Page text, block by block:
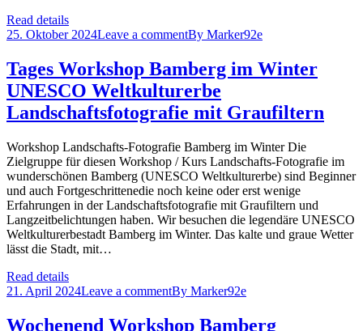
Read details
25. Oktober 2024Leave a commentBy Marker92e
Tages Workshop Bamberg im Winter
UNESCO Weltkulturerbe
Landschaftsfotografie mit Graufiltern
Workshop Landschafts-Fotografie Bamberg im Winter Die
Zielgruppe für diesen Workshop / Kurs Landschafts-Fotografie im
wunderschönen Bamberg (UNESCO Weltkulturerbe) sind Beginner
und auch Fortgeschrittenedie noch keine oder erst wenige
Erfahrungen in der Landschaftsfotografie mit Graufiltern und
Langzeitbelichtungen haben. Wir besuchen die legendäre UNESCO
Weltkulturerbestadt Bamberg im Winter. Das kalte und graue Wetter
lässt die Stadt, mit…
Read details
21. April 2024Leave a commentBy Marker92e
Wochenend Workshop Bamberg